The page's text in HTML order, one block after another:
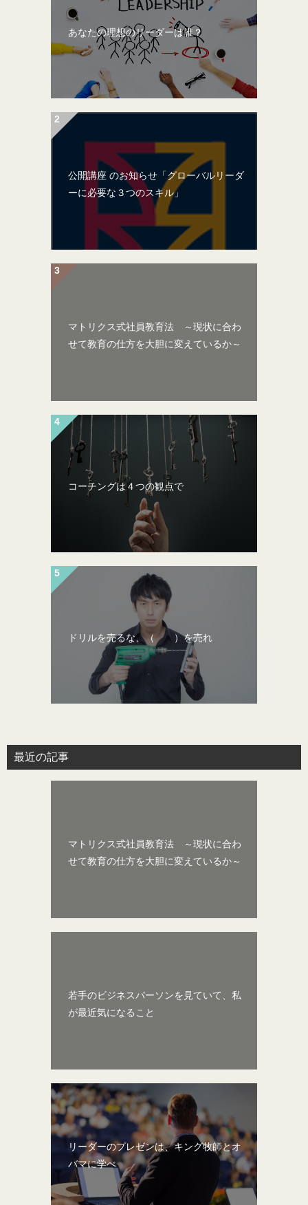
あなたの理想のリーダーは誰？
公開講座 のお知らせ「グローバルリーダ
ーに必要な３つのスキル」
マトリクス式社員教育法 ～現状に合わ
せて教育の仕方を大胆に変えているか～
コーチングは４つの観点で
ドリルを売るな、（ ）を売れ
最近の記事
マトリクス式社員教育法 ～現状に合わ
せて教育の仕方を大胆に変えているか～
若手のビジネスパーソンを見ていて、私
が最近気になること
リーダーのプレゼンは、キング牧師とオ
バマに学べ